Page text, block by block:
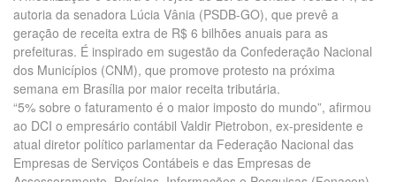
autoria da senadora Lúcia Vânia (PSDB-GO), que prevê a
geração de receita extra de R$ 6 bilhões anuais para as
prefeituras. É inspirado em sugestão da Confederação Nacional
dos Municípios (CNM), que promove protesto na próxima
semana em Brasília por maior receita tributária.
“5% sobre o faturamento é o maior imposto do mundo”, afirmou
ao DCI o empresário contábil Valdir Pietrobon, ex-presidente e
atual diretor político parlamentar da Federação Nacional das
Empresas de Serviços Contábeis e das Empresas de